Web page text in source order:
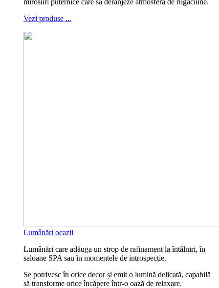
mirosuri puternice care să deranjeze atmosfera de rugăciune.
Vezi produse ...
Lumânări ocazii
Lumânări care adăuga un strop de rafinament la întâlniri, în
saloane SPA sau în momentele de introspecție.
Se potrivesc în orice decor și emit o lumină delicată, capabilă
să transforme orice încăpere într-o oază de relaxare.